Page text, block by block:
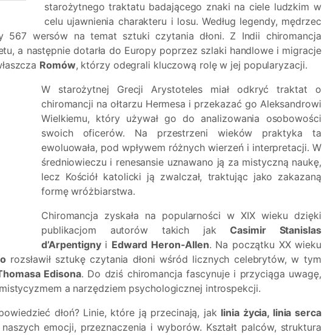
starożytnego traktatu badającego znaki na ciele ludzkim w
celu ujawnienia charakteru i losu. Według legendy, mędrzec
567 wersów na temat sztuki czytania dłoni. Z Indii chiromancja
a następnie dotarła do Europy poprzez szlaki handlowe i migracje
Romów, którzy odegrali kluczową rolę w jej popularyzacji.
W starożytnej Grecji Arystoteles miał odkryć traktat o
chiromancji na ołtarzu Hermesa i przekazać go Aleksandrowi
Wielkiemu, który używał go do analizowania osobowości
swoich oficerów. Na przestrzeni wieków praktyka ta
ewoluowała, pod wpływem różnych wierzeń i interpretacji. W
średniowieczu i renesansie uznawano ją za mistyczną naukę,
lecz Kościół katolicki ją zwalczał, traktując jako zakazaną
formę wróżbiarstwa.
Chiromancja zyskała na popularności w XIX wieku dzięki
publikacjom autorów takich jakCasimir Stanislas
d’Arpentignyi Edward Heron-Allen. Na początku XX wieku
rozsławił sztukę czytania dłoni wśród licznych celebrytów, w tym
Edisona. Do dziś chiromancja fascynuje i przyciąga uwagę,
a narzędziem psychologicznej introspekcji.
dłoń? Linie, które ją przecinają, jak linia życia, linia serca
emocji, przeznaczenia i wyborów. Kształt palców, struktura